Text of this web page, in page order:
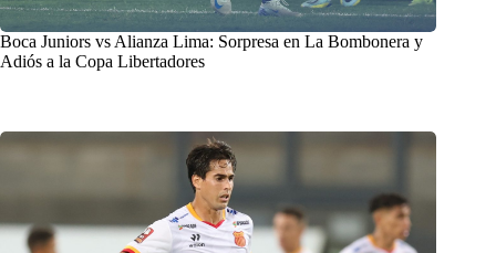
Boca Juniors vs Alianza Lima: Sorpresa en La Bombonera y
Adiós a la Copa Libertadores